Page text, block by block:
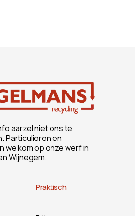
aarzel niet ons te
Particulieren en
welkom op onze werf in
Wijnegem.
Praktisch